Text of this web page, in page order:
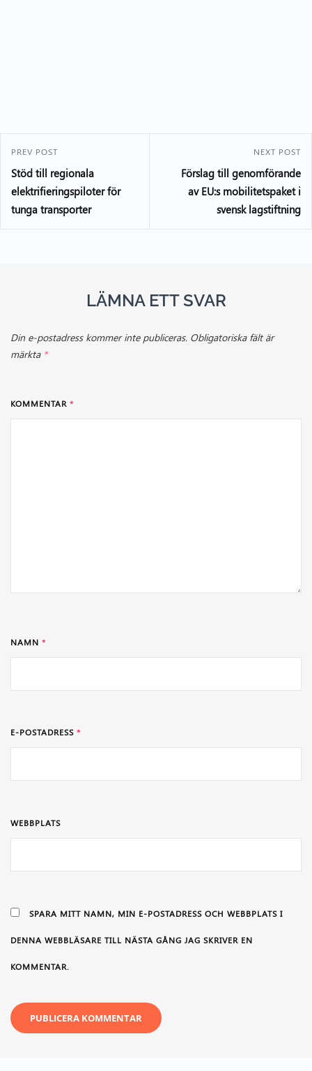
PREV POST
Stöd till regionala
elektrifieringspiloter för
tunga transporter
NEXT POST
Förslag till genomförande
av EU:s mobilitetspaket i
svensk lagstiftning
LÄMNA ETT SVAR
Din e-postadress kommer inte publiceras. Obligatoriska fält är
märkta *
KOMMENTAR *
NAMN *
E-POSTADRESS *
WEBBPLATS
SPARA MITT NAMN, MIN E-POSTADRESS OCH WEBBPLATS I
DENNA WEBBLÄSARE TILL NÄSTA GÅNG JAG SKRIVER EN
KOMMENTAR.